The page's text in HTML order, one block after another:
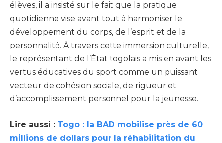
élèves, il a insisté sur le fait que la pratique
quotidienne vise avant tout à harmoniser le
développement du corps, de l’esprit et de la
personnalité. À travers cette immersion culturelle,
le représentant de l’État togolais a mis en avant les
vertus éducatives du sport comme un puissant
vecteur de cohésion sociale, de rigueur et
d’accomplissement personnel pour la jeunesse.
Lire aussi : Togo : la BAD mobilise près de 60
millions de dollars pour la réhabilitation du